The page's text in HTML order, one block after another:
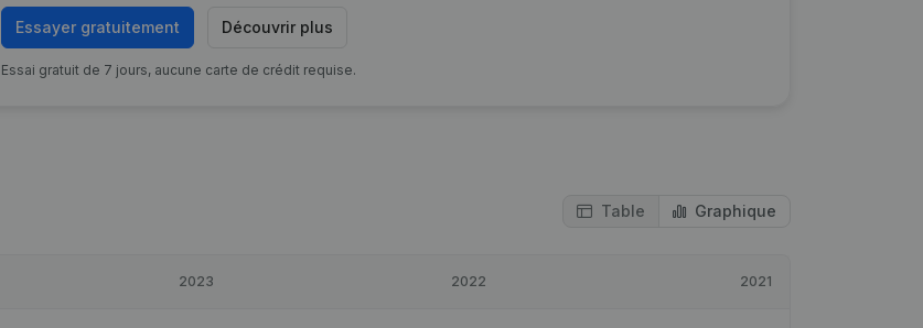
Essayer gratuitement Découvrir plus
Essai gratuit de 7 jours, aucune carte de crédit requise.
Table Graphique
2023 2022 2021